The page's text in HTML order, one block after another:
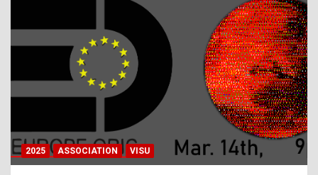
h
a
2025 ASSOCIATION VISU